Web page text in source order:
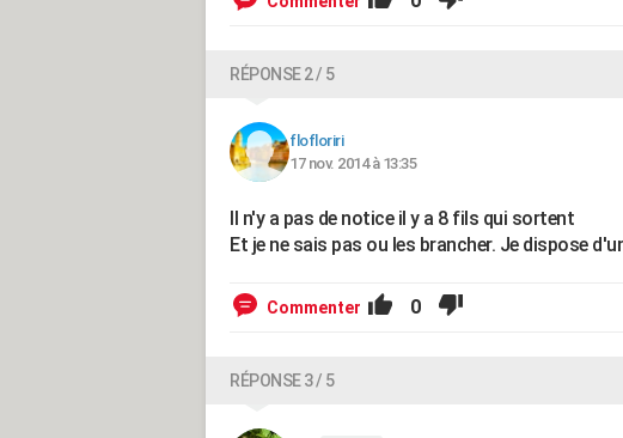
RÉPONSE 2 / 5
flofloriri
17 nov. 2014 à 13:35
Il n'y a pas de notice il y a 8 fils qui sortent
Et je ne sais pas ou les brancher. Je dispose
Commenter 0
RÉPONSE 3 / 5